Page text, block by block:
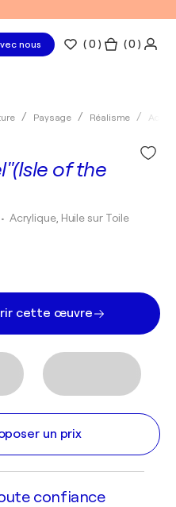
nous (0 ) ( 0 )
Paysage Réalisme
of the
• Acrylique, Huile sur Toile
cette œuvre
un prix
confiance